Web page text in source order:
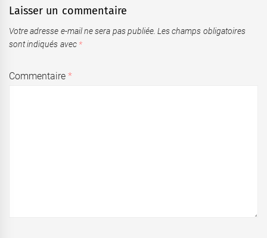
Laisser un commentaire
Votre adresse e-mail ne sera pas publiée. Les champs obligatoires
sont indiqués avec *
Commentaire*